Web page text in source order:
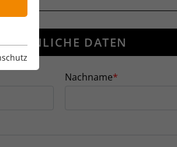
DATEN
Nachname